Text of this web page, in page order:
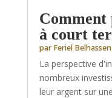
Comment
à court
par Feriel Belhassen
La perspective
nombreux
leur argent sur